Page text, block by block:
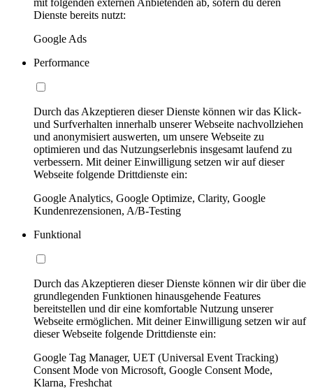
mit folgenden externen Anbietenden ab, sofern du deren
Dienste bereits nutzt:
Google Ads
Performance
Durch das Akzeptieren dieser Dienste können wir das Klick-
und Surfverhalten innerhalb unserer Webseite nachvollziehen
und anonymisiert auswerten, um unsere Webseite zu
optimieren und das Nutzungserlebnis insgesamt laufend zu
verbessern. Mit deiner Einwilligung setzen wir auf dieser
Webseite folgende Drittdienste ein:
Google Analytics, Google Optimize, Clarity, Google
Kundenrezensionen, A/B-Testing
Funktional
Durch das Akzeptieren dieser Dienste können wir dir über die
grundlegenden Funktionen hinausgehende Features
bereitstellen und dir eine komfortable Nutzung unserer
Webseite ermöglichen. Mit deiner Einwilligung setzen wir auf
dieser Webseite folgende Drittdienste ein:
Google Tag Manager, UET (Universal Event Tracking)
Consent Mode von Microsoft, Google Consent Mode,
Klarna, Freshchat